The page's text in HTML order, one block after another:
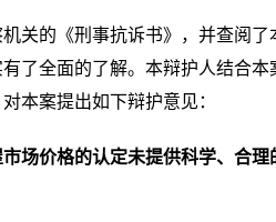
关的《刑事抗诉书》，并查阅
了全面的了解。本辩护人结合
本案提出如下辩护意见：
场价格的认定未提供科学、合